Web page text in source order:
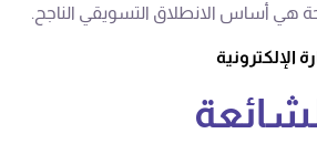
هي أساس الانطلاق التسويقي الناجح.
الإلكترونية